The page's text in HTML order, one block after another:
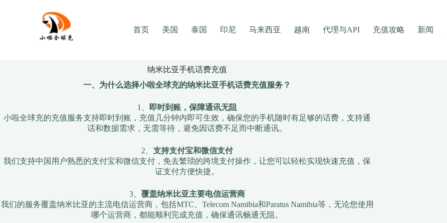
首页
美国 泰国 印尼 马来西亚 越南 代理与API 充值攻略 新闻
纳米比亚手机话费充值
一、为什么选择小啦全球充的纳米比亚手机话费充值服务？
1、
即时到账，保障通讯无阻
小啦全球充的充值服务支持即时到账，充值几分钟内即可生效，确保您的手机随时有足够的话费，支持通
话和数据需求，无需等待，避免因话费不足而中断通讯。
2、 支持支付宝和微信支付
我们支持中国用户熟悉的支付宝和微信支付，免去繁琐的跨境支付操作，让您可以轻松实现快速充值，保
证支付方便快捷。
3、 覆盖纳米比亚主要电信运营商
我们的服务覆盖纳米比亚的主流电信运营商，包括MTC、Telecom Namibia和Paratus Namibia等，无论您使用
哪个运营商，都能顺利完成充值，确保通讯畅通无阻。